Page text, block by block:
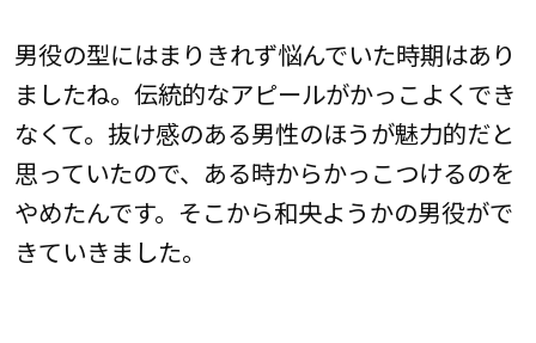
男役の型にはまりきれず悩んでいた時期はあり
ましたね。伝統的なアピールがかっこよくでき
なくて。抜け感のある男性のほうが魅力的だと
思っていたので、ある時からかっこつけるのを
やめたんです。そこから和央ようかの男役がで
きていきました。